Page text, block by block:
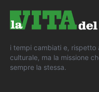
i tempi cambiati e, rispetto
culturale, ma la missione
sempre la stessa.